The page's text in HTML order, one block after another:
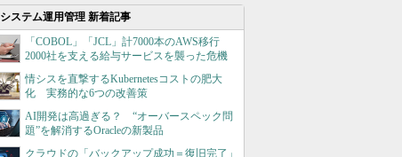
システム運用管理 新着記事
「COBOL」「JCL」計7000本のAWS移行
2000社を支える給与サービスを襲った危機
情シスを直撃するKubernetesコストの肥大
化 実務的な6つの改善策
AI開発は高過ぎる？ “オーバースペック問
題”を解消するOracleの新製品
クラウドの「バックアップ成功＝復旧完了」